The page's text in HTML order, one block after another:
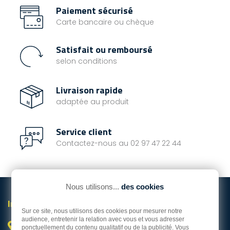
Paiement sécurisé
Carte bancaire ou chèque
Satisfait ou remboursé
selon conditions
Livraison rapide
adaptée au produit
Service client
Contactez-nous au 02 97 47 22 44
Informations
Vannes
Nous utilisons... des cookies
Sur ce site, nous utilisons des cookies pour mesurer notre
audience, entretenir la relation avec vous et vous adresser
ponctuellement du contenu qualitatif ou de la publicité. Vous